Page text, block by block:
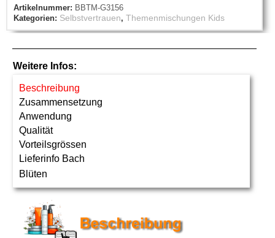
Artikelnummer: BBTM-G3156
Kategorien: Selbstvertrauen, Themenmischungen Kids
Weitere Infos:
Beschreibung
Zusammensetzung
Anwendung
Qualität
Vorteilsgrössen
Lieferinfo Bach
Blüten